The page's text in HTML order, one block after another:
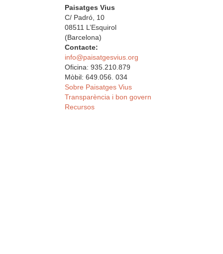
Paisatges Vius
C/ Padró, 10
08511 L’Esquirol
(Barcelona)
Contacte:
info@paisatgesvius.org
Oficina: 935.210.879
Mòbil: 649.056. 034
Sobre Paisatges Vius
Transparència i bon govern
Recursos